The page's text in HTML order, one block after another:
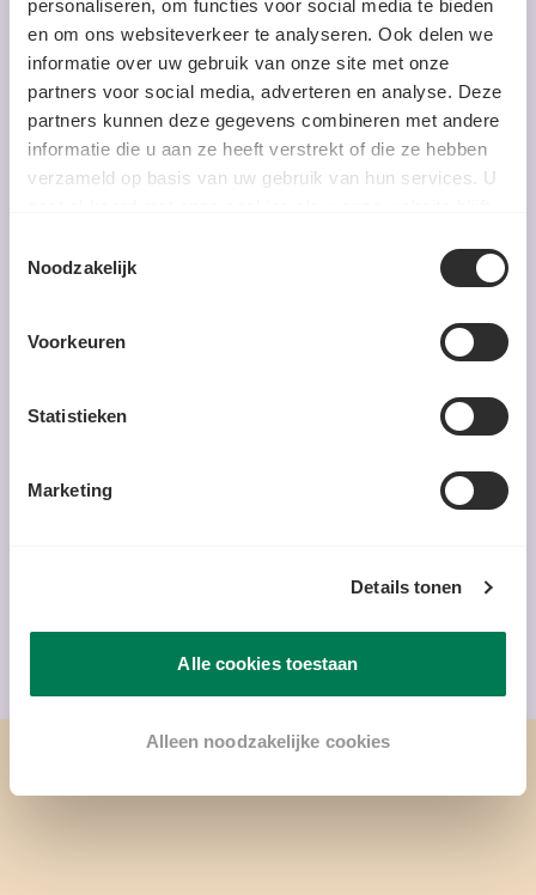
personaliseren, om functies voor social media te bieden
en om ons websiteverkeer te analyseren. Ook delen we
informatie over uw gebruik van onze site met onze
partners voor social media, adverteren en analyse. Deze
partners kunnen deze gegevens combineren met andere
informatie die u aan ze heeft verstrekt of die ze hebben
verzameld op basis van uw gebruik van hun services. U
Noodzakelijk
Voorkeuren
Statistieken
Marketing
Details tonen
Alle cookies toestaan
Alleen noodzakelijke cookies
Snel een smaakvolle maaltijd met onze recepten én
kruiden.
GETOAST BROOD MET GEBAKKEN